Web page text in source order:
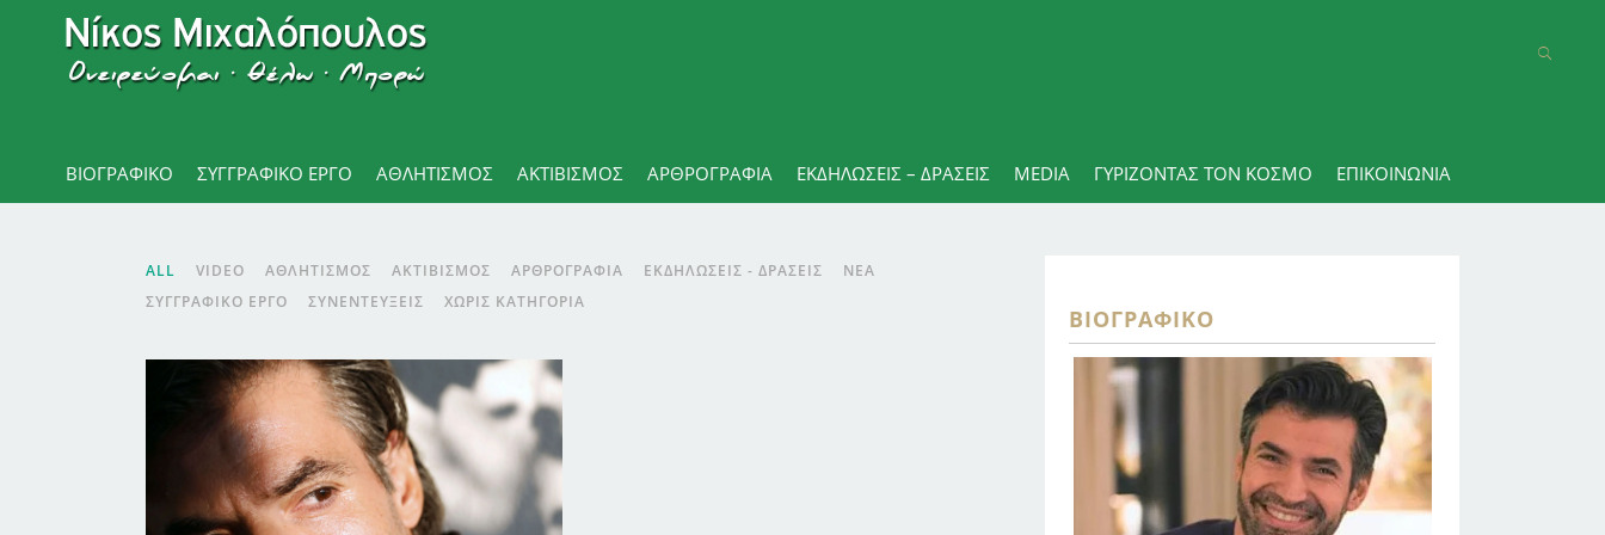
ΒΙΟΓΡΑΦΙΚΌ ΣΥΓΓΡΑΦΙΚΟ ΕΡΓΟ ΑΘΛΗΤΙΣΜΌΣ ΑΚΤΙΒΙΣΜΟΣ ΑΡΘΡΟΓΡΑΦΊΑ ΕΚΔΗΛΏΣΕΙΣ – ΔΡΆΣΕΙΣ MEDIA ΓΥΡΊΖΟΝΤΑΣ ΤΟΝ ΚΌΣΜΟ ΕΠΙΚΟΙΝΩΝΊΑ
ALL VIDEO ΑΘΛΗΤΙΣΜΌΣ ΑΚΤΙΒΙΣΜΌΣ ΑΡΘΡΟΓΡΑΦΊΑ ΕΚΔΗΛΏΣΕΙΣ - ΔΡΆΣΕΙΣ
ΝΈΑ
ΣΥΓΓΡΑΦΙΚΌ ΈΡΓΟ
ΣΥΝΕΝΤΕΎΞΕΙΣ ΧΩΡΊΣ ΚΑΤΗΓΟΡΊΑ
ΒΙΟΓΡΑΦΙΚΌ